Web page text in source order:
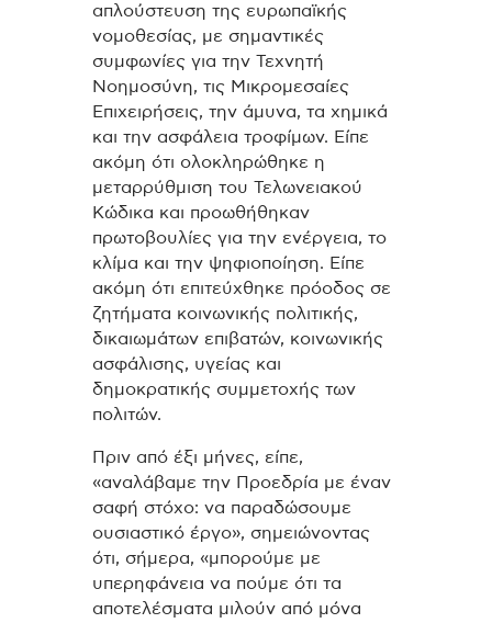
απλούστευση της ευρωπαϊκής
νομοθεσίας, με σημαντικές
συμφωνίες για την Τεχνητή
Νοημοσύνη, τις Μικρομεσαίες
Επιχειρήσεις, την άμυνα, τα χημικά
και την ασφάλεια τροφίμων. Είπε
ακόμη ότι ολοκληρώθηκε η
μεταρρύθμιση του Τελωνειακού
Κώδικα και προωθήθηκαν
πρωτοβουλίες για την ενέργεια, το
κλίμα και την ψηφιοποίηση. Είπε
ακόμη ότι επιτεύχθηκε πρόοδος σε
ζητήματα κοινωνικής πολιτικής,
δικαιωμάτων επιβατών, κοινωνικής
ασφάλισης, υγείας και
δημοκρατικής συμμετοχής των
πολιτών.
Πριν από έξι μήνες, είπε,
«αναλάβαμε την Προεδρία με έναν
σαφή στόχο: να παραδώσουμε
ουσιαστικό έργο», σημειώνοντας
ότι, σήμερα, «μπορούμε με
υπερηφάνεια να πούμε ότι τα
αποτελέσματα μιλούν από μόνα